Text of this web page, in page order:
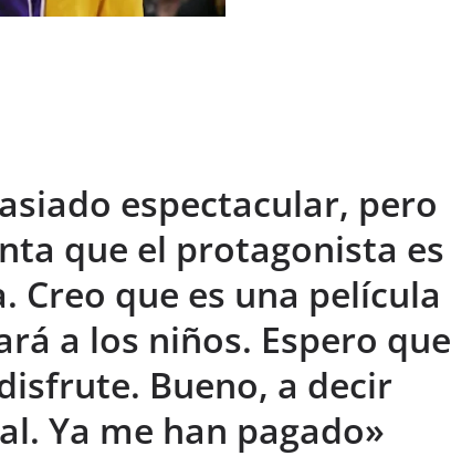
espectacular, pero
que el protagonista es
Creo que es una película
a los niños. Espero que
Bueno, a decir
Ya me han pagado»